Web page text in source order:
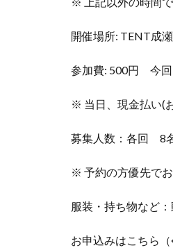
開催場所: TENT成
参加費: 500円 今回
※ 当日、現金払い(
募集人数：各回 8
※ 予約の方優先で
服装・持ち物など
お申込みはこちら